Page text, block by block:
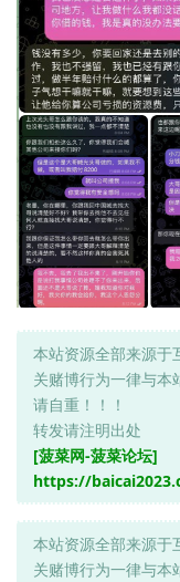
本站资源全部来源于
关赌博行为一律与本
请自重！！！
转发请注明出处
[菠菜网-菠菜论坛]
https://
本站资源全部来源于
关赌博行为一律与本